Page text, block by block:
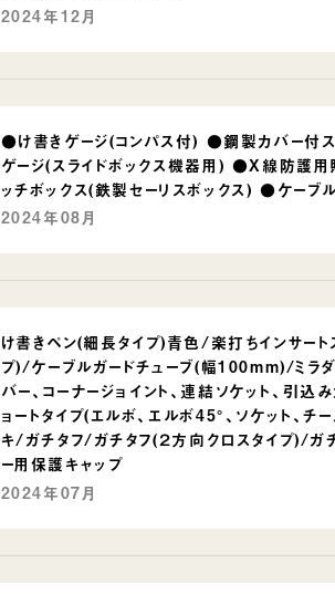
2024年12月
●け書きゲージ(コンパス付) ●鋼製カバー付
ゲージ(スライドボックス機器用) ●X線防護
ッチボックス(鉄製セーリスボックス) ●ケーブ
2024年08月
け書きペン(細長タイプ)青色/楽打ちインサー
プ)/ケーブルガードチューブ(幅100mm)/ミラ
バー、コーナージョイント、連結ソケット、引
ョートタイプ(エルボ、エルボ45°、ソケット、
キ/ガチタフ/ガチタフ(２方向クロスタイプ)/
ー用保護キャップ
2024年07月